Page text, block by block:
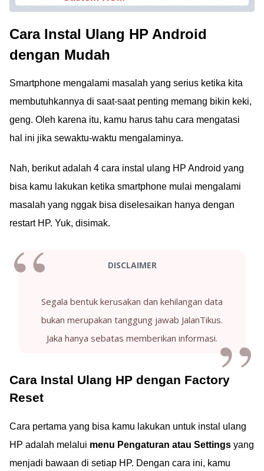
Cara Instal Ulang HP Android
dengan Mudah
Smartphone mengalami masalah yang serius ketika kita
membutuhkannya di saat-saat penting memang bikin keki,
geng. Oleh karena itu, kamu harus tahu cara mengatasi
hal ini jika sewaktu-waktu mengalaminya.
Nah, berikut adalah 4 cara instal ulang HP Android yang
bisa kamu lakukan ketika smartphone mulai mengalami
masalah yang nggak bisa diselesaikan hanya dengan
restart HP. Yuk, disimak.
DISCLAIMER
Segala bentuk kerusakan dan kehilangan data
bukan merupakan tanggung jawab JalanTikus.
Jaka hanya sebatas memberikan informasi.
Cara Instal Ulang HP dengan Factory
Reset
Cara pertama yang bisa kamu lakukan untuk instal ulang
HP adalah melalui menu Pengaturan atau Settings yang
menjadi bawaan di setiap HP. Dengan cara ini, kamu